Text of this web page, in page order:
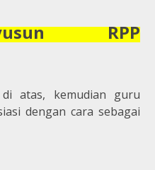
RPP
atas, kemudian guru
dengan cara sebagai